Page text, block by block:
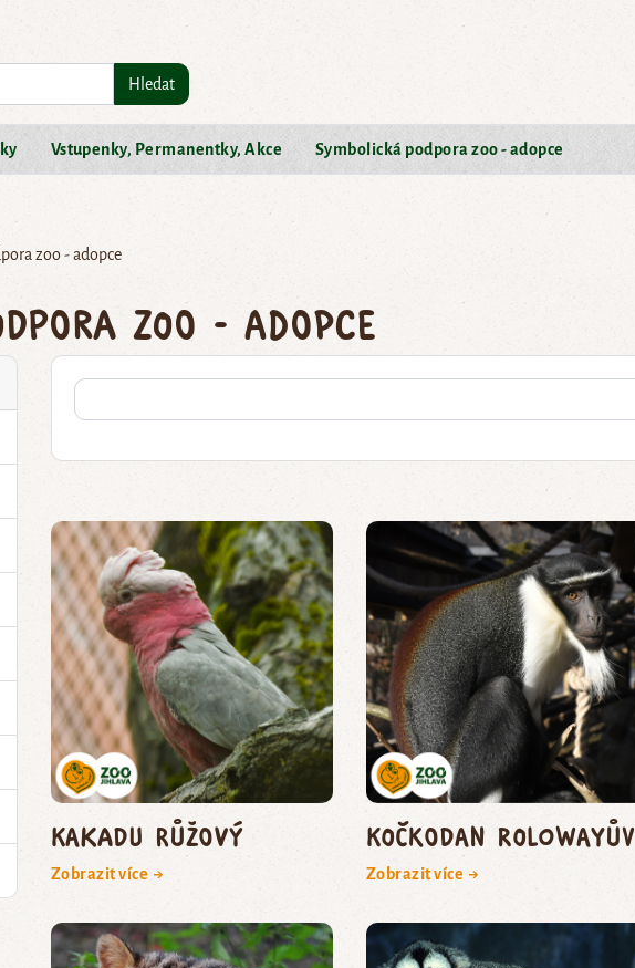
Hledat
Vstupenky, Permanentky, Akce Symbolická podpora zoo - adopce
zoo - adopce
zoo - adopce
kakadu růžový
Zobrazit více →
kočkodan Rolowayův
Zobrazit více →